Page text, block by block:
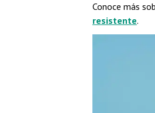
Conoce más
resistente.